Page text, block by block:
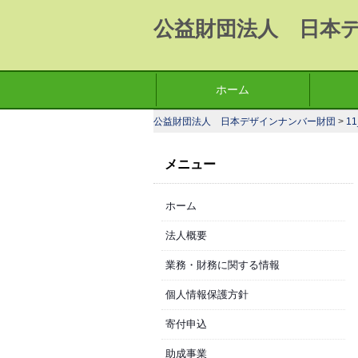
公益財団法人 日本
メインメニュー
テ
ツ
へ
移
動
ホーム
公益財団法人 日本デザインナンバー財団 >
メニュー
ホーム
法人概要
業務・財務に関する情報
個人情報保護方針
寄付申込
助成事業